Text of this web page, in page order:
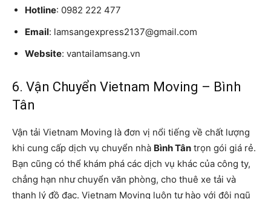
Hotline: 0982 222 477
Email: lamsangexpress2137@gmail.com
Website: vantailamsang.vn
6. Vận Chuyển Vietnam Moving – Bình
Tân
Vận tải Vietnam Moving là đơn vị nổi tiếng về chất lượng
khi cung cấp dịch vụ chuyển nhà Bình Tân trọn gói giá rẻ.
Bạn cũng có thể khám phá các dịch vụ khác của công ty,
chẳng hạn như chuyển văn phòng, cho thuê xe tải và
thanh lý đồ đạc. Vietnam Moving luôn tự hào với đội ngũ